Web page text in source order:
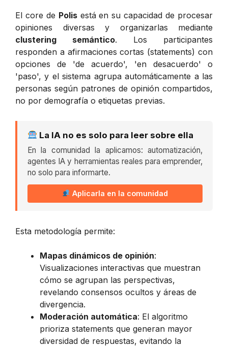
El core de Polisestá en su capacidad de procesar
opiniones diversas y organizarlas mediante
clustering semántico. Los participantes
responden a afirmaciones cortas (statements) con
opciones de 'de acuerdo', 'en desacuerdo' o
'paso', y el sistema agrupa automáticamente a las
personas según patrones de opinión compartidos,
no por demografía o etiquetas previas.
La IA no es solo para leer sobre ella
En la comunidad la aplicamos: automatización,
agentes IA y herramientas reales para emprender,
no solo para informarte.
Aplicarla en la comunidad
Esta metodología permite:
Mapas dinámicos de opinión:
Visualizaciones interactivas que muestran
cómo se agrupan las perspectivas,
revelando consensos ocultos y áreas de
divergencia.
Moderación automática: El algoritmo
prioriza statements que generan mayor
diversidad de respuestas, evitando la